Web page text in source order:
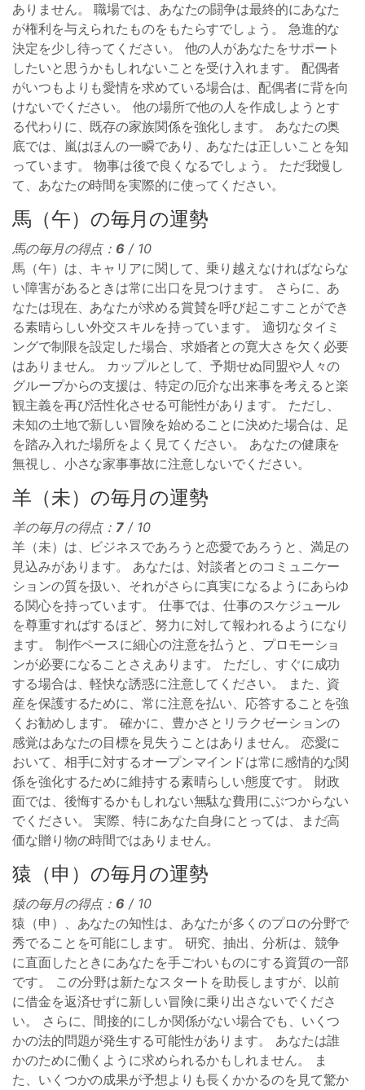
ありません。 職場では、あなたの闘争は最終的にあなた
が権利を与えられたものをもたらすでしょう。 急進的な
決定を少し待ってください。 他の人があなたをサポート
したいと思うかもしれないことを受け入れます。 配偶者
がいつもよりも愛情を求めている場合は、配偶者に背を向
けないでください。 他の場所で他の人を作成しようとす
る代わりに、既存の家族関係を強化します。 あなたの奥
底では、嵐はほんの一瞬であり、あなたは正しいことを知
っています。 物事は後で良くなるでしょう。 ただ我慢し
て、あなたの時間を実際的に使ってください。
馬（午）の毎月の運勢
馬の毎月の得点： 6 / 10
馬（午）は、キャリアに関して、乗り越えなければならな
い障害があるときは常に出口を見つけます。 さらに、あ
なたは現在、あなたが求める賞賛を呼び起こすことができ
る素晴らしい外交スキルを持っています。 適切なタイミ
ングで制限を設定した場合、求婚者との寛大さを欠く必要
はありません。 カップルとして、予期せぬ同盟や人々の
グループからの支援は、特定の厄介な出来事を考えると楽
観主義を再び活性化させる可能性があります。 ただし、
未知の土地で新しい冒険を始めることに決めた場合は、足
を踏み入れた場所をよく見てください。 あなたの健康を
無視し、小さな家事事故に注意しないでください。
羊（未）の毎月の運勢
羊の毎月の得点： 7 / 10
羊（未）は、ビジネスであろうと恋愛であろうと、満足の
見込みがあります。 あなたは、対談者とのコミュニケー
ションの質を扱い、それがさらに真実になるようにあらゆ
る関心を持っています。 仕事では、仕事のスケジュール
を尊重すればするほど、努力に対して報われるようになり
ます。 制作ペースに細心の注意を払うと、プロモーショ
ンが必要になることさえあります。 ただし、すぐに成功
する場合は、軽快な誘惑に注意してください。 また、資
産を保護するために、常に注意を払い、応答することを強
くお勧めします。 確かに、豊かさとリラクゼーションの
感覚はあなたの目標を見失うことはありません。 恋愛に
おいて、相手に対するオープンマインドは常に感情的な関
係を強化するために維持する素晴らしい態度です。 財政
面では、後悔するかもしれない無駄な費用にぶつからない
でください。 実際、特にあなた自身にとっては、まだ高
価な贈り物の時間ではありません。
猿（申）の毎月の運勢
猿の毎月の得点： 6 / 10
猿（申）、あなたの知性は、あなたが多くのプロの分野で
秀でることを可能にします。 研究、抽出、分析は、競争
に直面したときにあなたを手ごわいものにする資質の一部
です。 この分野は新たなスタートを助長しますが、以前
に借金を返済せずに新しい冒険に乗り出さないでくださ
い。 さらに、間接的にしか関係がない場合でも、いくつ
かの法的問題が発生する可能性があります。 あなたは誰
かのために働くように求められるかもしれません。 ま
た、いくつかの成果が予想よりも長くかかるのを見て驚か